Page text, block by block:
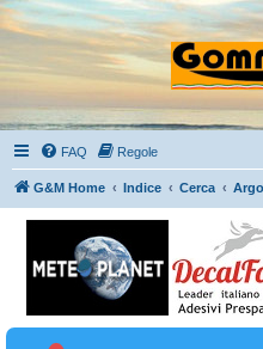
FAQ Regole
G&M Home Indice Cerca